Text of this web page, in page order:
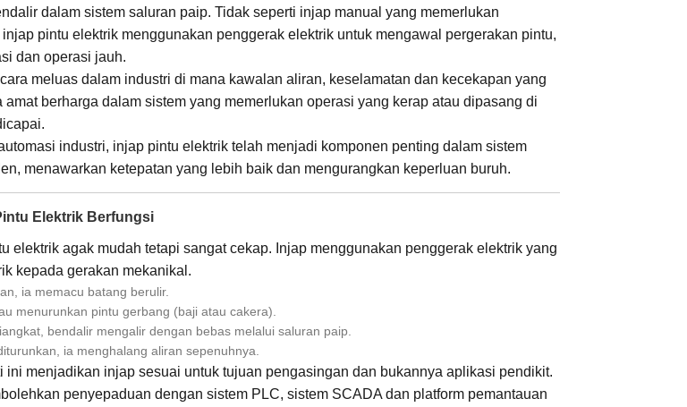
dalam sistem saluran paip. Tidak seperti injap manual yang memerlukan
pintu elektrik menggunakan penggerak elektrik untuk mengawal pergerakan pintu,
dan operasi jauh.
meluas dalam industri di mana kawalan aliran, keselamatan dan kecekapan yang
amat berharga dalam sistem yang memerlukan operasi yang kerap atau dipasang di
industri, injap pintu elektrik telah menjadi komponen penting dalam sistem
menawarkan ketepatan yang lebih baik dan mengurangkan keperluan buruh.
Elektrik Berfungsi
elektrik agak mudah tetapi sangat cekap. Injap menggunakan penggerak elektrik yang
kepada gerakan mekanikal.
ia memacu batang berulir.
menurunkan pintu gerbang (baji atau cakera).
bendalir mengalir dengan bebas melalui saluran paip.
ia menghalang aliran sepenuhnya.
ini menjadikan injap sesuai untuk tujuan pengasingan dan bukannya aplikasi pendikit.
penyepaduan dengan sistem PLC, sistem SCADA dan platform pemantauan